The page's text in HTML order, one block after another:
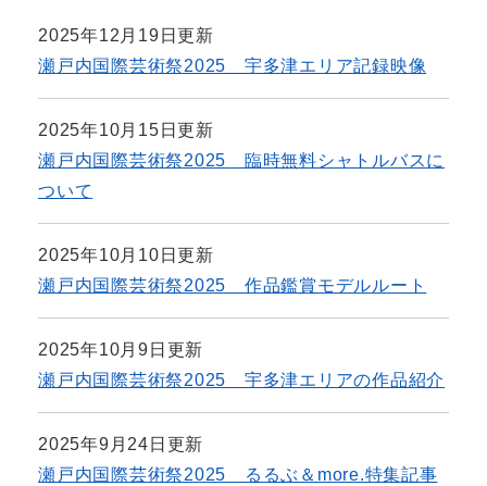
2025年12月19日更新
瀬戸内国際芸術祭2025 宇多津エリア記録映像
2025年10月15日更新
瀬戸内国際芸術祭2025 臨時無料シャトルバスに
ついて
2025年10月10日更新
瀬戸内国際芸術祭2025 作品鑑賞モデルルート
2025年10月9日更新
瀬戸内国際芸術祭2025 宇多津エリアの作品紹介
2025年9月24日更新
瀬戸内国際芸術祭2025 るるぶ＆more.特集記事